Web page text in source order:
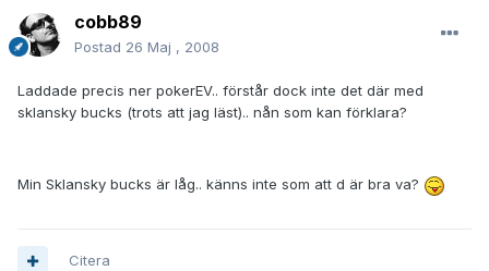
cobb89
Postad 26 Maj , 2008
Laddade precis ner pokerEV.. förstår dock inte det där med
sklansky bucks (trots att jag läst).. nån som kan förklara?
Min Sklansky bucks är låg.. känns inte som att d är bra va?
Citera